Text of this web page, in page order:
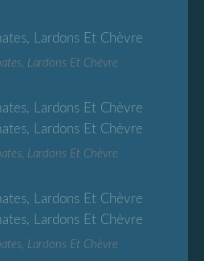
Lardons Et Chèvre
Lardons Et Chèvre
Lardons Et Chèvre